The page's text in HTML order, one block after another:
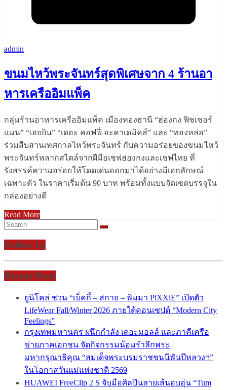
admin
ขนมไหว้พระจันทร์สุดพิเศษจาก 4 ร้านอา
หารเครืออิมแพ็ค
กลุ่มร้านอาหารเครืออิมแพ็ค เมืองทองธานี “ฮ่องกง ฟิชเชอร์
แมน” “เฮยยิน” “เดอะ คอฟฟี่ อะคาเดมิคส์” และ “ทองหล่อ”
ร่วมสืบสานเทศกาลไหว้พระจันทร์ กับความอร่อยของขนมไหว้
พระจันทร์หลากสไตล์จากฝีมือเชฟฮ่องกงและเชฟไทย ที่
รังสรรค์ความอร่อยให้โดดเด่นออกมาได้อย่างมีเอกลักษณ์
เฉพาะตัว ในราคาเริ่มต้น 90 บาท พร้อมทั้งแบบจัดเซตบรรจุใน
กล่องอย่างดี
Read More
Follow Us
Recent Posts
ยูนิโคล่ ชวน “เบ็คกี้ – สกาย – พิมมา PiXXiE” เปิดตัว
LifeWear Fall/Winter 2026 ภายใต้คอนเซปต์ “Modern City
Feelings”
กรุงเทพมหานคร ผนึกกำลัง เดอะมอลล์ และภาคีเครือ
ข่ายภาคเอกชน จัดกิจกรรมน้อมรำลึกพระ
มหากรุณาธิคุณ “สมเด็จพระบรมราชชนนีพันปีหลวงฯ”
ในโอกาสวันแม่แห่งชาติ 2569
HUAWEI FreeClip 2 S จับมือศิลปินลายเส้นอบอุ่น “Tum